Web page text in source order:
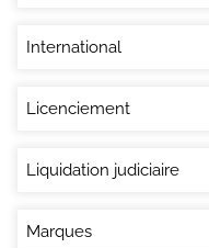
International
Licenciement
Liquidation judiciaire
Marques